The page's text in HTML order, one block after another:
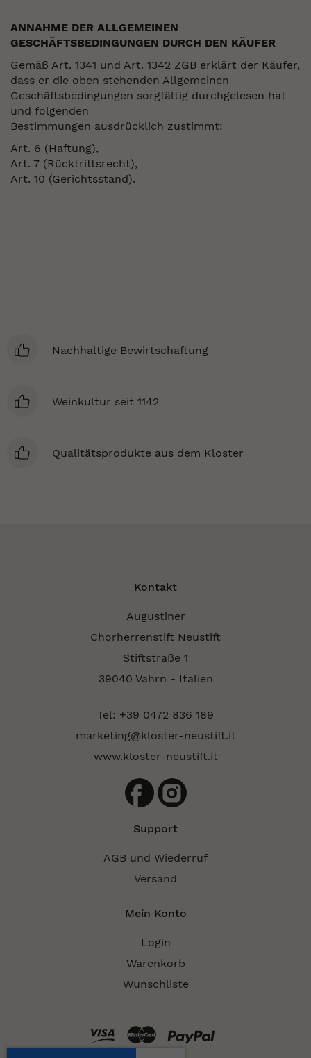
ANNAHME DER ALLGEMEINEN
GESCHÄFTSBEDINGUNGEN DURCH DEN KÄUFER
Gemäß Art. 1341 und Art. 1342 ZGB erklärt der Käufer,
dass er die oben stehenden Allgemeinen
Geschäftsbedingungen sorgfältig durchgelesen hat
und folgenden
Bestimmungen ausdrücklich zustimmt:
Art. 6 (Haftung),
Art. 7 (Rücktrittsrecht),
Art. 10 (Gerichtsstand).
Nachhaltige Bewirtschaftung
Weinkultur seit 1142
Qualitätsprodukte aus dem Kloster
Kontakt
Augustiner
Chorherrenstift Neustift
Stiftstraße 1
39040 Vahrn - Italien
Tel: +39 0472 836 189
marketing@kloster-neustift.it
www.kloster-neustift.it
Support
AGB und Wiederruf
Versand
Mein Konto
Login
Warenkorb
Wunschliste